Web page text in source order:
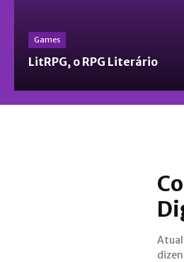
Games
LitRPG, o RPG Literário
em